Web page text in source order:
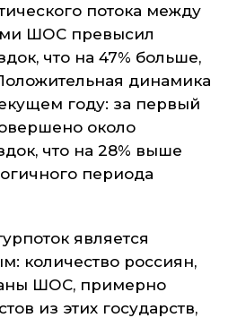
потока между
ШОС превысил
что на 47% больше,
динамика
году: за первый
около
что на 28% выше
периода
является
количество россиян,
ШОС, примерно
из этих государств,